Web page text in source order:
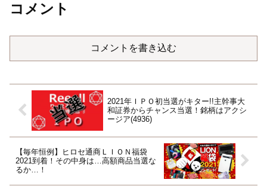
コメント
コメントを書き込む
2021年ＩＰＯ初当選がキター!!主幹事大
和証券からチャンス当選！銘柄はアクシ
ージア(4936)
【毎年恒例】ヒロセ通商ＬＩＯＮ福袋
2021到着！その中身は…高額商品当選な
るか…！